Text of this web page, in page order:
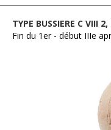
TYPE BUSSIERE C
Fin du 1er - début IIIe